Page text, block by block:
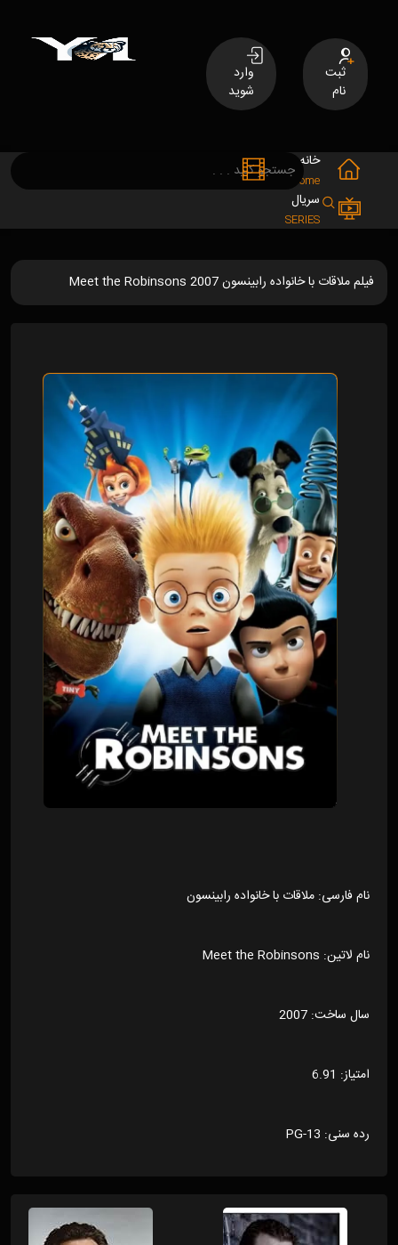
ثبت
نام
وارد
شوید
خانه
Home
سریال
SERIES
فیلم ملاقات با خانواده رابینسون Meet the Robinsons 2007
نام فارسی: ملاقات با خانواده رابینسون
نام لاتین: Meet the Robinsons
سال ساخت: 2007
امتیاز: 6.91
رده سنی: PG-13